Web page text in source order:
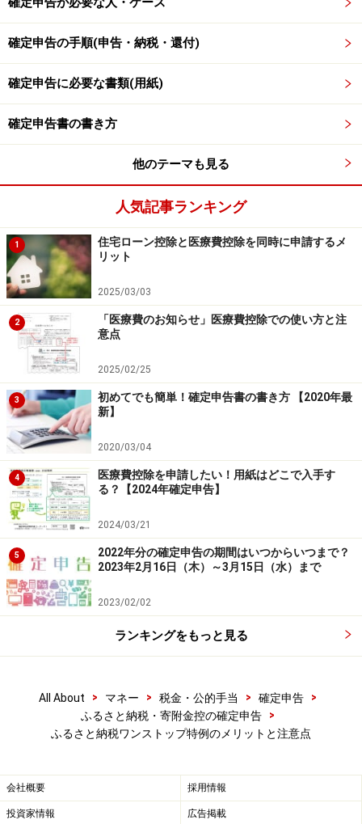
1. ふるさと納税を行い、納税先の自治体から送られてき
た「寄附金税額控除に係る申告特例申請書
」（以下、ワ
ンストップ特例申請書）に必要事項を記入し、納税先の
自治体に郵送で提出する。寄附した時期と同じ時期でな
2. 控除に必要なデータが自分の住所地である自治体に伝
ふるさと納税ワンストップ特例の仕組み（総務省 ふるさと
納税ポータルサイトより）
4：ワンストップ特例を使えないケースもあ
ば、誰でもワンストップ特例制度を活用したくなるでし
ょう。しかし、このワンストップ特例制度、次のように
利用できないケースがあります。
●寄附した自治体の数が6カ所以上である（＝自治体数要
件）
確定申告の手順(申告・納税・還付)
確定申告に必要な書類(用紙)
確定申告書の書き方
他のテーマも見る
人気記事ランキング
1
住宅ローン控除と医療費控除を同時に申請するメ
リット
2025/03/03
2
「医療費のお知らせ」医療費控除での使い方と注
意点
2025/02/25
3
初めてでも簡単！確定申告書の書き方 【2020年最
新】
2020/03/04
4
医療費控除を申請したい！用紙はどこで入手す
る？【2024年確定申告】
2024/03/21
5
2022年分の確定申告の期間はいつからいつまで？
2023年2月16日（木）～3月15日（水）まで
2023/02/02
ランキングをもっと見る
All About > マネー > 税金・公的手当 > 確定申告
>
ふるさと納税・寄附金控の確定申告
>
ふるさと納税ワンストップ特例のメリットと注意点
会社概要 採用情報
投資家情報 広告掲載